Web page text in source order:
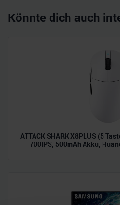
Könnte dich auch
ATTACK SHARK X8PLUS (5
700IPS, 500mAh Akku,